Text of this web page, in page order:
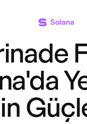
Solana